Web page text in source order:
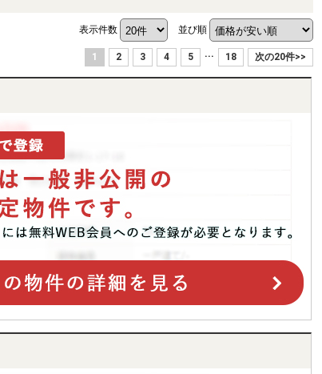
表示件数 並び順
1 2 3 4 5 ... 18 次の20件>>